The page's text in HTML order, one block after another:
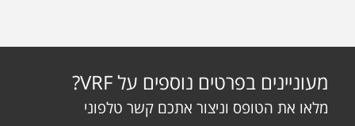
מעוניינים בפרטים נוספים על VRF?
מלאו את הטופס וניצור אתכם קשר טלפוני